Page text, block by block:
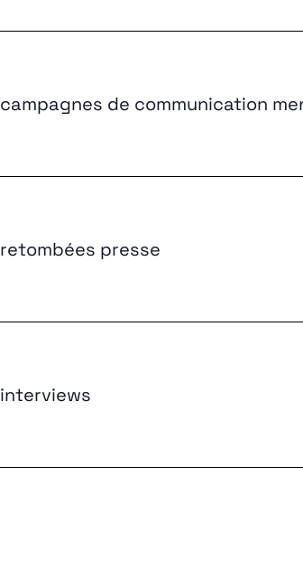
campagnes de communication
retombées presse
interviews